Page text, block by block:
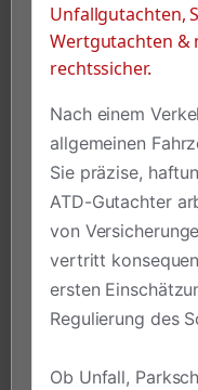
Unfallgutachten,
Wertgutachten &
rechtssicher.
Nach einem
allgemeinen
Sie präzise,
ATD-Gutachter
von
vertritt
ersten
Regulierung des
Ob Unfall,